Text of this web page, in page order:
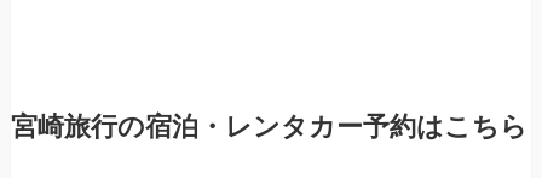
宮崎旅行の宿泊・レンタカー予約はこちら